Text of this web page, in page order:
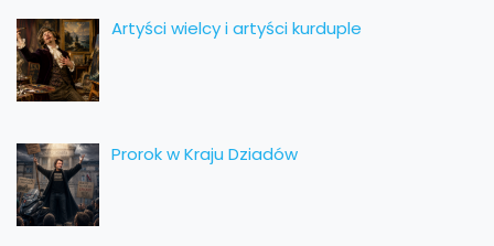
Artyści wielcy i artyści kurduple
Prorok w Kraju Dziadów